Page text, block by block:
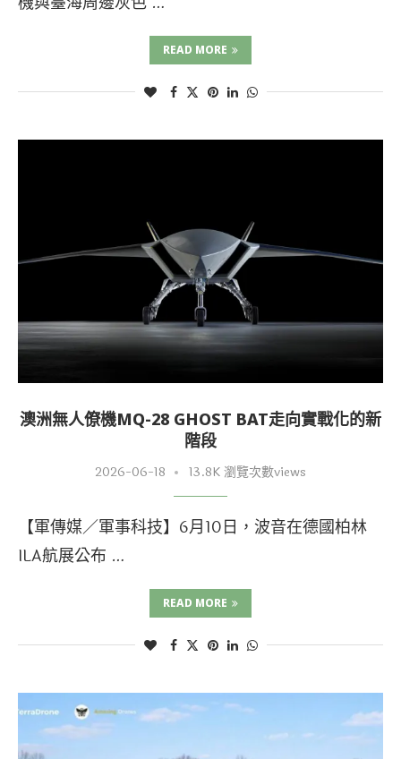
READ MORE
澳洲無人僚機MQ-28 GHOST BAT走向實戰化的新
階段
2026-06-18 13.8K 瀏覽次數views
【軍傳媒／軍事科技】6月10日，波音在德國柏林
ILA航展公布 …
READ MORE